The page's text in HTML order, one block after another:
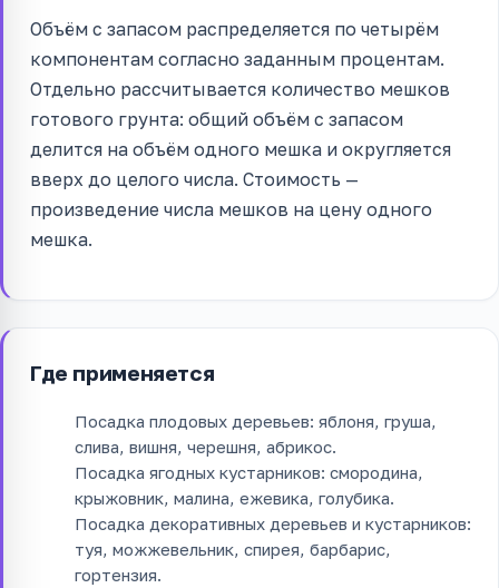
Объём с запасом распределяется по четырём
компонентам согласно заданным процентам.
Отдельно рассчитывается количество мешков
готового грунта: общий объём с запасом
делится на объём одного мешка и округляется
вверх до целого числа. Стоимость —
произведение числа мешков на цену одного
мешка.
Где применяется
Посадка плодовых деревьев: яблоня, груша,
слива, вишня, черешня, абрикос.
Посадка ягодных кустарников: смородина,
крыжовник, малина, ежевика, голубика.
Посадка декоративных деревьев и кустарников:
туя, можжевельник, спирея, барбарис,
гортензия.